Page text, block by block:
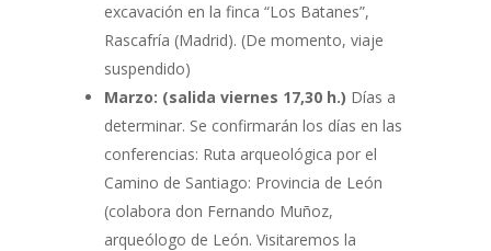
excavación en la finca “Los Batanes”,
Rascafría (Madrid). (De momento, viaje
suspendido)
Marzo: (salida viernes 17,30 h.) Días a
determinar. Se confirmarán los días en las
conferencias: Ruta arqueológica por el
Camino de Santiago: Provincia de León
(colabora don Fernando Muñoz,
arqueólogo de León. Visitaremos la